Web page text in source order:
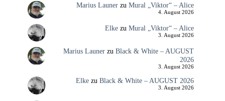
Marius Launerzu Mural „Viktor“ – Alice
4. August 2026
Elkezu Mural „Viktor“ – Alice
3. August 2026
Marius Launerzu Black & White – AUGUST
2026
3. August 2026
Elkezu Black & White – AUGUST 2026
3. August 2026